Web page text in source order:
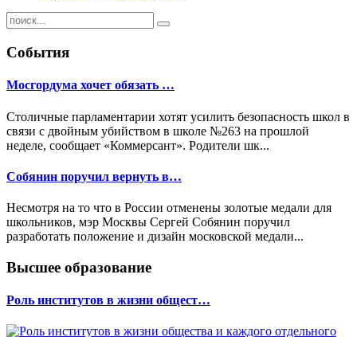
События
Мосгордума хочет обязать …
Столичные парламентарии хотят усилить безопасность школ в
связи с двойным убийством в школе №263 на прошлой
неделе, сообщает «Коммерсант». Родители шк...
Собянин поручил вернуть в…
Несмотря на то что в России отменены золотые медали для
школьников, мэр Москвы Сергей Собянин поручил
разработать положение и дизайн московской медали...
Высшее образование
Роль институтов в жизни общест…